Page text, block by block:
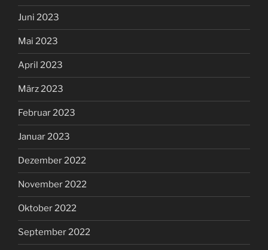
Juni 2023
Mai 2023
April 2023
März 2023
Februar 2023
Januar 2023
Dezember 2022
November 2022
Oktober 2022
September 2022